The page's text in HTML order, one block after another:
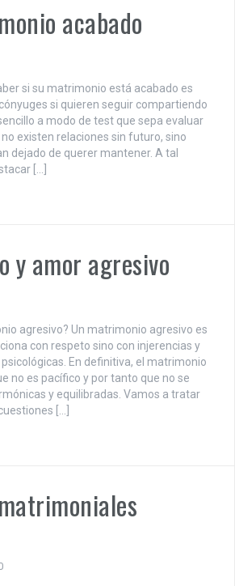
acabado
si su matrimonio está acabado es
si quieren seguir compartiendo
a modo de test que sepa evaluar
existen relaciones sin futuro, sino
dejado de querer mantener. A tal
[…]
y amor agresivo
agresivo? Un matrimonio agresivo es
con respeto sino con injerencias y
En definitiva, el matrimonio
no es pacífico y por tanto que no se
y equilibradas. Vamos a tratar
[…]